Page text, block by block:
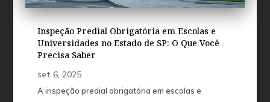
Inspeção Predial Obrigatória em Escolas e
Universidades no Estado de SP: O Que Você
Precisa Saber
set 6, 2025
A inspeção predial obrigatória em escolas e